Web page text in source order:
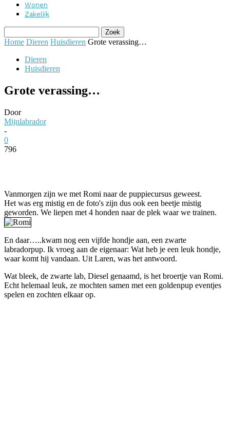
Wonen
Zakelijk
Home Dieren Huisdieren Grote verassing…
Dieren
Huisdieren
Grote verassing…
Door
Mijnlabrador
-
0
796
Vanmorgen zijn we met Romi naar de puppiecursus geweest.
Het was erg mistig en de foto's zijn dus ook een beetje mistig
geworden. We liepen met 4 honden naar de plek waar we trainen.
En daar…..kwam nog een vijfde hondje aan, een zwarte
labradorpup. Ik vroeg aan de eigenaar: Wat heb je een leuk hondje,
waar komt hij vandaan. Uit Laren, was het antwoord.
Wat bleek, de zwarte lab, Diesel genaamd, is het broertje van Romi.
Echt helemaal leuk, ze mochten samen met een goldenpup eventjes
spelen en zochten elkaar op.